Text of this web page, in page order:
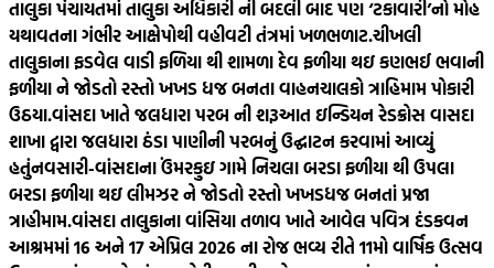
તાલુકા પંચાયતમાં તાલુકા અધિકારી ની બદલી બાદ પણ ‘ટકાવારી’નો મોહ
યથાવતના ગંભીર આક્ષેપોથી વહીવટી તંત્રમાં ખળભળાટ.ચીખલી
તાલુકાના ફડવેલ વાડી ફળિયા થી શામળા દેવ ફળીયા થઇ કણભઈ ભવાની
ફળીયા ને જોડતો રસ્તો ખખડ ધજ બનતા વાહનચાલકો ત્રાહિમામ પોકારી
ઉઠયા.વાંસદા ખાતે જલધારા પરબ ની શરૂઆત ઇન્ડિયન રેડક્રોસ વાસદા
શાખા દ્વારા જલધારા ઠંડા પાણીની પરબનું ઉદ્ઘાટન કરવામાં આવ્યું
હતુંનવસારી-વાંસદાના ઉંમરકુઇ ગામે નિચલા બરડા ફળીયા થી ઉપલા
બરડા ફળીયા થઇ લીમઝર ને જોડતો રસ્તો ખખડધજ બનતાં પ્રજા
ત્રાહીમામ.વાંસદા તાલુકાના વાંસિયા તળાવ ખાતે આવેલ પવિત્ર દંડકવન
આશ્રમમાં 16 અને 17 એપ્રિલ 2026 ના રોજ ભવ્ય રીતે 11મો વાર્ષિક ઉત્સવ